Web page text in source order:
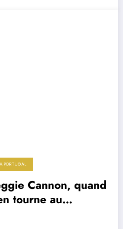
PORTUGAL
Cannon, quand
tourne au